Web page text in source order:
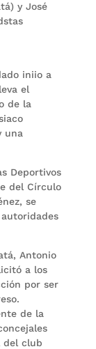
y José
iniio a
el
de la
una
Deportivos
del Círculo
se
Antonio
a los
por ser
de la
del club